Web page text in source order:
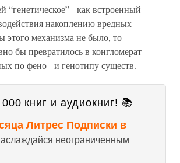
“генетическое” - как встроенный
накоплению вредных
этого механизма не было, то
бы превратилось в конгломерат
по фено - и генотипу существ.
книг и аудиокниг! 📚
Литрес Подписки в
неограниченным